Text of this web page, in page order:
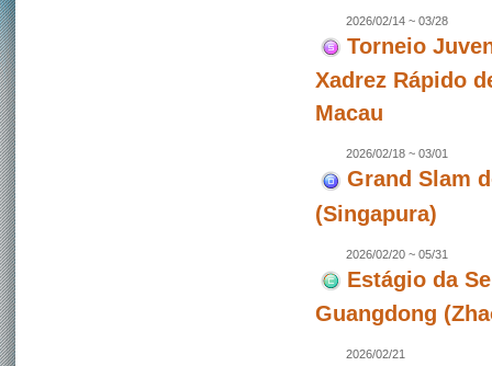
2026/02/14 ~ 03/28
Torneio
Xadrez Rápido
Macau
2026/02/18 ~ 03/01
Grand Slam
(Singapura)
2026/02/20 ~ 05/31
Estágio da
Guangdong
2026/02/21